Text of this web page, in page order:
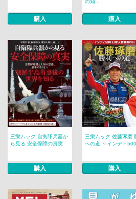
購入
の知...
購入
三栄ムック 自衛隊兵器か
ら見る 安全保障の真実
購入
三栄ムック 佐藤琢磨
への道 ～インディ
購入